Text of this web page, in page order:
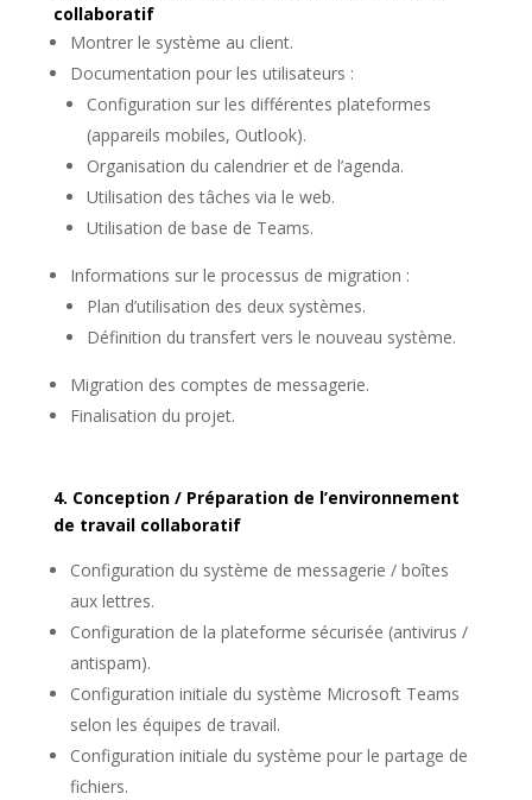
collaboratif
Montrer le système au client.
Documentation pour les utilisateurs :
Configuration sur les différentes plateformes
(appareils mobiles, Outlook).
Organisation du calendrier et de l’agenda.
Utilisation des tâches via le web.
Utilisation de base de Teams.
Informations sur le processus de migration :
Plan d’utilisation des deux systèmes.
Définition du transfert vers le nouveau système.
Migration des comptes de messagerie.
Finalisation du projet.
4. Conception / Préparation de l’environnement
de travail collaboratif
Configuration du système de messagerie / boîtes
aux lettres.
Configuration de la plateforme sécurisée (antivirus /
antispam).
Configuration initiale du système Microsoft Teams
selon les équipes de travail.
Configuration initiale du système pour le partage de
fichiers.